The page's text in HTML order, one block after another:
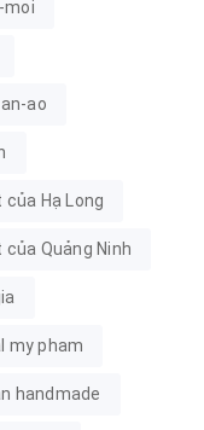
moi
ao
Hạ Long
Quảng Ninh
my pham
handmade